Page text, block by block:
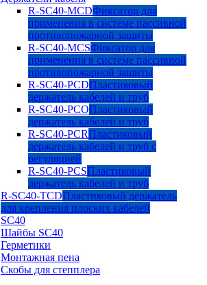
R-SC40-MCDФиксатор для
применения в системе пассивной
противопожарной защиты
R-SC40-MCSФиксатор для
применения в системе пассивной
противопожарной защиты
R-SC40-PCDПластиковый
держатель кабелей и труб
R-SC40-PCOПластиковый
держатель кабелей и труб
R-SC40-PCRПластиковый
держатель кабелей и труб с
регуляцией
R-SC40-PCSПластиковый
держатель кабелей и труб
R-SC40-TCDПластиковый держатель
для крепления плоских кабелей
SC40
Шайбы SC40
Герметики
Монтажная пена
Скобы для степплера